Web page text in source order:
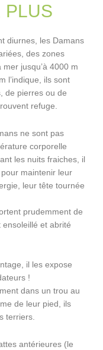
PLUS
diurnes, les Damans
des zones
jusqu’à 4000 m
l’indique, ils sont
de pierres ou de
refuge.
ne sont pas
corporelle
les nuits fraiches, il
maintenir leur
leur tête tournée
prudemment de
et abrité
il les expose
!
dans un trou au
de leur pied, ils
terriers.
antérieures (le